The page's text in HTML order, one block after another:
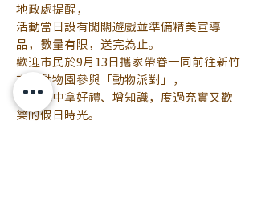
地政處提醒，
活動當日設有闖關遊戲並準備精美宣導
品，數量有限，送完為止。
歡迎市民於9月13日攜家帶眷一同前往新竹
市立動物園參與「動物派對」，
在遊戲中拿好禮、增知識，度過充實又歡
樂的假日時光。